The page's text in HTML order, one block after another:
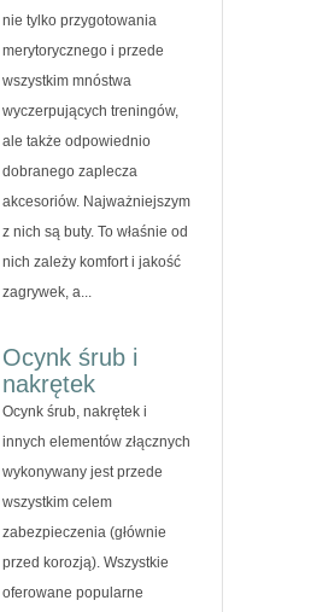
nie tylko przygotowania
merytorycznego i przede
wszystkim mnóstwa
wyczerpujących treningów,
ale także odpowiednio
dobranego zaplecza
akcesoriów. Najważniejszym
z nich są buty. To właśnie od
nich zależy komfort i jakość
zagrywek, a...
Ocynk śrub i
nakrętek
Ocynk śrub, nakrętek i
innych elementów złącznych
wykonywany jest przede
wszystkim celem
zabezpieczenia (głównie
przed korozją). Wszystkie
oferowane popularne